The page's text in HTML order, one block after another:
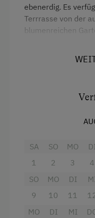
Verpflegung
Übernachtung
Barrierefreier
Kutschenfahrten
Nationalpark
ebenerdig. Es
Terrrasse von der
blumenreichen
Doppelbett
Ausziehcouch
SA
1
SO
2
MO
3
4
SO
9
MO
10
DI
11
MO
DI
MI